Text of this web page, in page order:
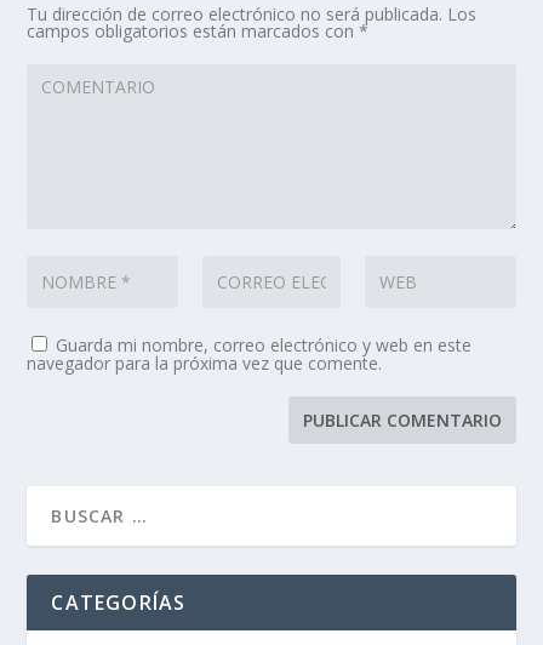
Tu dirección de correo electrónico no será publicada. Los
campos obligatorios están marcados con*
Guarda mi nombre, correo electrónico y web en este
navegador para la próxima vez que comente.
CATEGORÍAS